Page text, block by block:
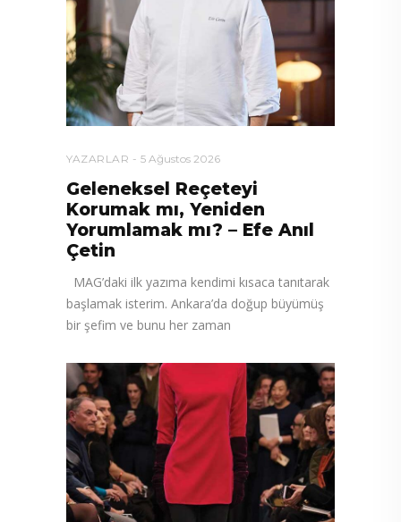
YAZARLAR 5 Ağustos 2026
Geleneksel Reçeteyi
Korumak mı, Yeniden
Yorumlamak mı? – Efe Anıl
Çetin
MAG’daki ilk yazıma kendimi kısaca tanıtarak
başlamak isterim. Ankara’da doğup büyümüş
bir şefim ve bunu her zaman